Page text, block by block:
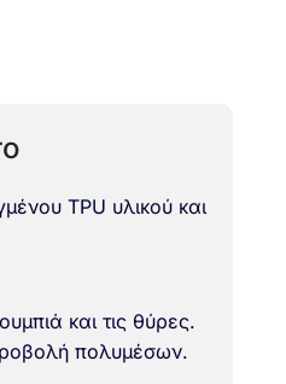
TPU υλικού και
και τις θύρες.
πολυμέσων.